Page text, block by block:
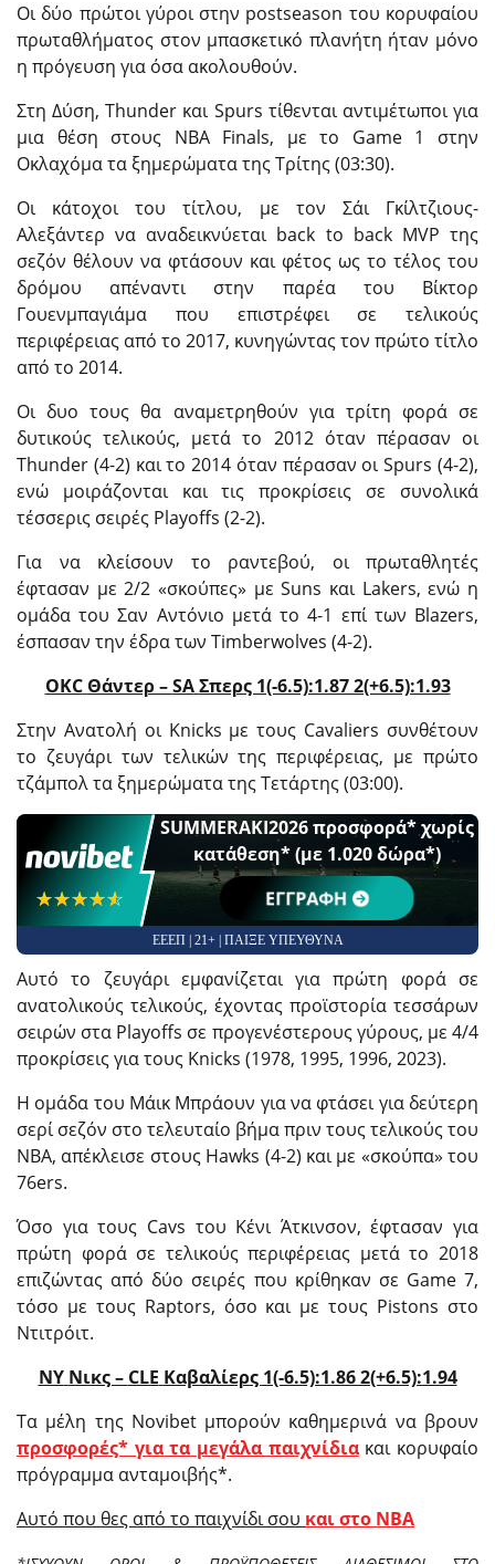
Οι δύο πρώτοι γύροι στην postseason του κορυφαίου
πρωταθλήματος στον μπασκετικό πλανήτη ήταν μόνο
η πρόγευση για όσα ακολουθούν.
Στη Δύση, Thunder και Spurs τίθενται αντιμέτωποι για
μια θέση στους NBA Finals, με το Game 1 στην
Οκλαχόμα τα ξημερώματα της Τρίτης (03:30).
Οι κάτοχοι του τίτλου, με τον Σάι Γκίλτζιους-
Αλεξάντερ να αναδεικνύεται back to back MVP της
σεζόν θέλουν να φτάσουν και φέτος ως το τέλος του
δρόμου απέναντι στην παρέα του Βίκτορ
Γουενμπαγιάμα που επιστρέφει σε τελικούς
περιφέρειας από το 2017, κυνηγώντας τον πρώτο τίτλο
από το 2014.
Οι δυο τους θα αναμετρηθούν για τρίτη φορά σε
δυτικούς τελικούς, μετά το 2012 όταν πέρασαν οι
Thunder (4-2) και το 2014 όταν πέρασαν οι Spurs (4-2),
ενώ μοιράζονται και τις προκρίσεις σε συνολικά
τέσσερις σειρές Playoffs (2-2).
Για να κλείσουν το ραντεβού, οι πρωταθλητές
έφτασαν με 2/2 «σκούπες» με Suns και Lakers, ενώ η
ομάδα του Σαν Αντόνιο μετά το 4-1 επί των Blazers,
έσπασαν την έδρα των Timberwolves (4-2).
OKC Θάντερ –SA Σπερς 1(-6.5):1.87 2(+6.5):1.93
Στην Ανατολή οι Knicks με τους Cavaliers συνθέτουν
το ζευγάρι των τελικών της περιφέρειας, με πρώτο
τζάμπολ τα ξημερώματα της Τετάρτης (03:00).
☆☆☆☆☆
★★★★★
SUMMERAKI2026 προσφορά* χωρίς
κατάθεση* (με 1.020 δώρα*)
ΕΓΓΡΑΦΗ
ΕΕΕΠ | 21+ | ΠΑΙΞΕ ΥΠΕΥΘΥΝΑ
Αυτό το ζευγάρι εμφανίζεται για πρώτη φορά σε
ανατολικούς τελικούς, έχοντας προϊστορία τεσσάρων
σειρών στα Playoffs σε προγενέστερους γύρους, με 4/4
προκρίσεις για τους Knicks (1978, 1995, 1996, 2023).
Η ομάδα του Μάικ Μπράουν για να φτάσει για δεύτερη
σερί σεζόν στο τελευταίο βήμα πριν τους τελικούς του
NBA, απέκλεισε στους Hawks (4-2) και με «σκούπα» του
76ers.
Όσο για τους Cavs του Κένι Άτκινσον, έφτασαν για
πρώτη φορά σε τελικούς περιφέρειας μετά το 2018
επιζώντας από δύο σειρές που κρίθηκαν σε Game 7,
τόσο με τους Raptors, όσο και με τους Pistons στο
Ντιτρόιτ.
NY Νικς – CLE Καβαλίερς 1(-6.5):1.86 2(+6.5):1.94
Τα μέλη της Novibet μπορούν καθημερινά να βρουν
προσφορές* για τα μεγάλα παιχνίδιακαι κορυφαίο
πρόγραμμα ανταμοιβής*.
Αυτό που θες από το παιχνίδι σου και στο ΝΒΑ